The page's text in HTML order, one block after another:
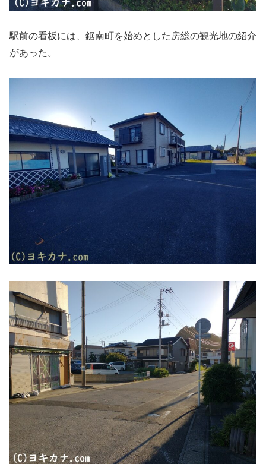
駅前の看板には、鋸南町を始めとした房総の観光地の紹介
があった。